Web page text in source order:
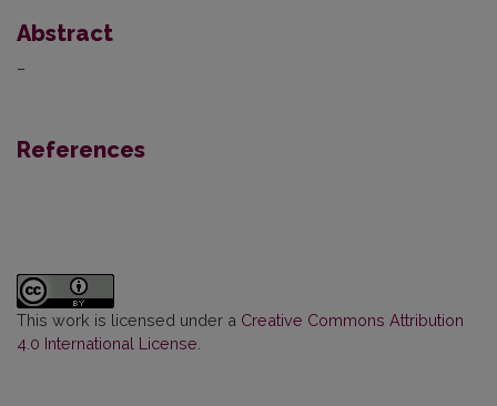
Abstract
–
References
This work is licensed under a Creative Commons Attribution
4.0 International License